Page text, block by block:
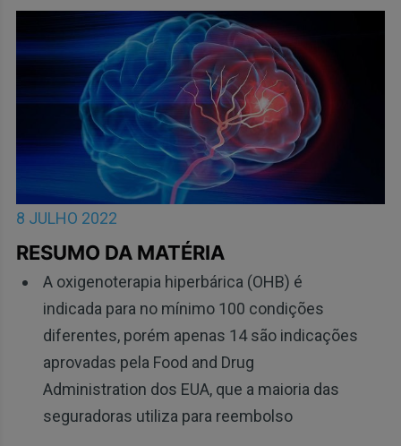
8 JULHO 2022
RESUMO DA MATÉRIA
A oxigenoterapia hiperbárica (OHB) é
indicada para no mínimo 100 condições
diferentes, porém apenas 14 são indicações
aprovadas pela Food and Drug
Administration dos EUA, que a maioria das
seguradoras utiliza para reembolso